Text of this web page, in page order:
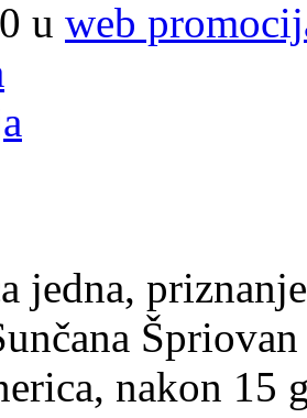
u web
jedna,
nakon 15